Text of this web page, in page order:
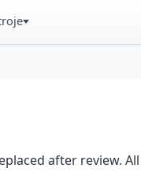
after review.